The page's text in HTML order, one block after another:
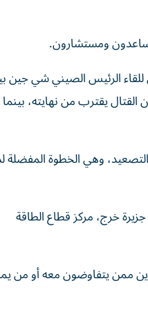
ومستشارون.
الرئيس الصيني شي جين
يقترب من نهايته، بينما
وهي الخطوة المفضلة
خرج، مركز قطاع الطاقة
ممن يتفاوضون معه أو من